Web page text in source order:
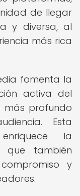
de llegar
y diversa, al
más rica
fomenta la
activa del
más profundo
Esta
la
que también
y